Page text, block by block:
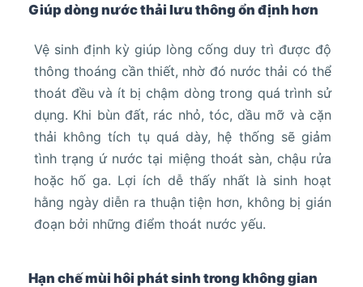
Giúp dòng nước thải lưu thông ổn định hơn
Vệ sinh định kỳ giúp lòng cống duy trì được độ
thông thoáng cần thiết, nhờ đó nước thải có thể
thoát đều và ít bị chậm dòng trong quá trình sử
dụng. Khi bùn đất, rác nhỏ, tóc, dầu mỡ và cặn
thải không tích tụ quá dày, hệ thống sẽ giảm
tình trạng ứ nước tại miệng thoát sàn, chậu rửa
hoặc hố ga. Lợi ích dễ thấy nhất là sinh hoạt
hằng ngày diễn ra thuận tiện hơn, không bị gián
đoạn bởi những điểm thoát nước yếu.
Hạn chế mùi hôi phát sinh trong không gian